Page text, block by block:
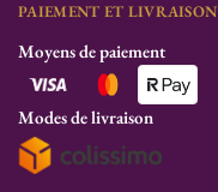
PAIEMENT ET LIVRAISON
Moyens de paiement
Modes de livraison